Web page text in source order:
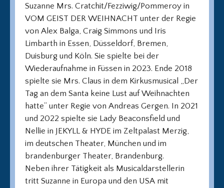
Suzanne Mrs. Cratchit/Fezziwig/Pommeroy in
VOM GEIST DER WEIHNACHT unter der Regie
von Alex Balga, Craig Simmons und Iris
Limbarth in Essen, Düsseldorf, Bremen,
Duisburg und Köln. Sie spielte bei der
Wiederaufnahme in Füssen in 2023. Ende 2018
spielte sie Mrs. Claus in dem Kirkusmusical „Der
Tag an dem Santa keine Lust auf Weihnachten
hatte“ unter Regie von Andreas Gergen. In 2021
und 2022 spielte sie Lady Beaconsfield und
Nellie in JEKYLL & HYDE im Zeltpalast Merzig,
im deutschen Theater, München und im
brandenburger Theater, Brandenburg.
Neben ihrer Tätigkeit als Musicaldarstellerin
tritt Suzanne in Europa und den USA mit